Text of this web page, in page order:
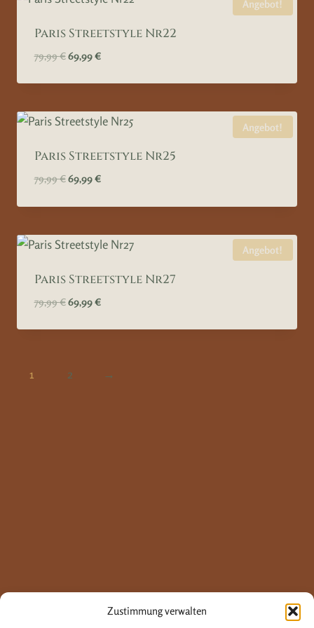
Zustimmung verwalten
Angebot!
Paris Streetstyle Nr22
79,99€ Ursprünglicher
war:
69,99€Aktueller
ist:
Angebot!
Paris Streetstyle Nr25
79,99€ Ursprünglicher
war:
69,99€Aktueller
ist:
Angebot!
Paris Streetstyle Nr27
79,99€ Ursprünglicher
war:
69,99€Aktueller
ist:
1 2 →